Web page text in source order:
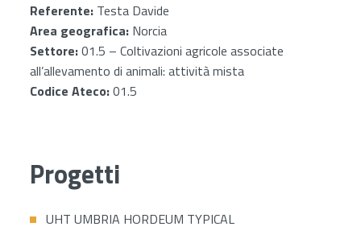
Referente: Testa Davide
Area geografica: Norcia
Settore:01.5 – Coltivazioni agricole associate
all’allevamento di animali: attività mista
Codice Ateco:01.5
Progetti
UHT UMBRIA HORDEUM TYPICAL